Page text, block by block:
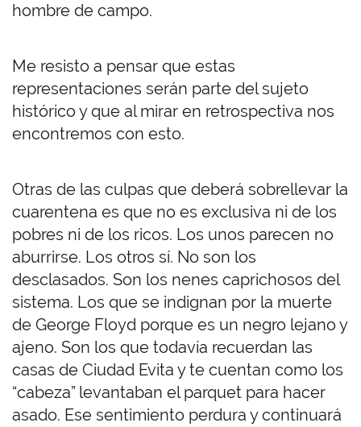
hombre de campo.
Me resisto a pensar que estas
representaciones serán parte del sujeto
histórico y que al mirar en retrospectiva nos
encontremos con esto.
Otras de las culpas que deberá sobrellevar la
cuarentena es que no es exclusiva ni de los
pobres ni de los ricos. Los unos parecen no
aburrirse. Los otros sí. No son los
desclasados. Son los nenes caprichosos del
sistema. Los que se indignan por la muerte
de George Floyd porque es un negro lejano y
ajeno. Son los que todavía recuerdan las
casas de Ciudad Evita y te cuentan como los
“cabeza” levantaban el parquet para hacer
asado. Ese sentimiento perdura y continuará